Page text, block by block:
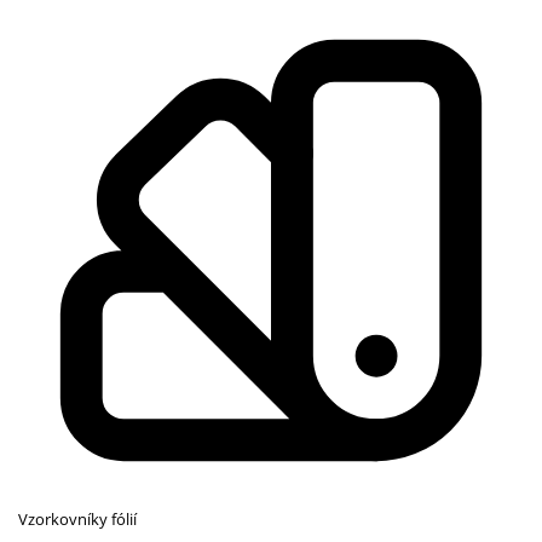
Vzorkovníky fólií